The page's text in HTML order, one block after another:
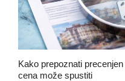
Kako prepoznati
cena može spustiti